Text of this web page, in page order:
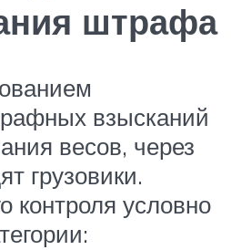
штрафа
взысканий
весов, через
грузовики.
контроля условно